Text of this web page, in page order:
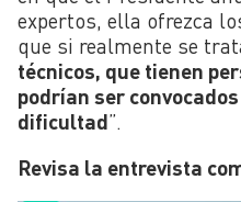
expertos, ella ofrezca
que si realmente se
técnicos, que tienen
podrían ser
dificultad”.
Revisa la entrevista